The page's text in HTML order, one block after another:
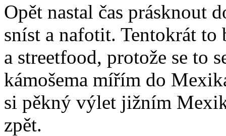
Opět nastal čas prásknout
sníst a nafotit. Tentokrát
a streetfood, protože se to
kámošema mířím do
si pěkný výlet jižním
zpět.